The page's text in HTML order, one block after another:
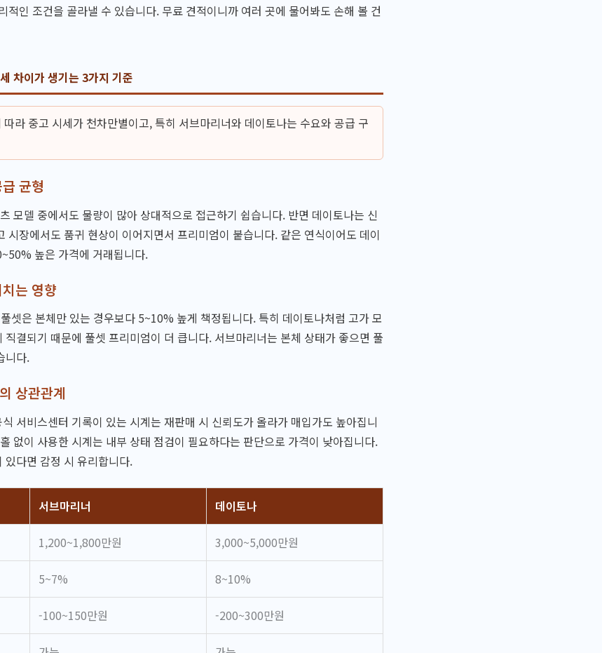
적인 조건을 골라낼 수 있습니다. 무료 견적이니까 여러 곳에 물어봐도 손해 볼 건
차이가 생기는 3가지 기준
라 중고 시세가 천차만별이고, 특히 서브마리너와 데이토나는 수요와 공급 구
균형
모델 중에서도 물량이 많아 상대적으로 접근하기 쉽습니다. 반면 데이토나는 신
시장에서도 품귀 현상이 이어지면서 프리미엄이 붙습니다. 같은 연식이어도 데이
높은 가격에 거래됩니다.
는 영향
셋은 본체만 있는 경우보다 5~10% 높게 책정됩니다. 특히 데이토나처럼 고가 모
직결되기 때문에 풀셋 프리미엄이 더 큽니다. 서브마리너는 본체 상태가 좋으면 풀
니다.
상관관계
서비스센터 기록이 있는 시계는 재판매 시 신뢰도가 올라가 매입가도 높아집니
없이 사용한 시계는 내부 상태 점검이 필요하다는 판단으로 가격이 낮아집니다.
있다면 감정 시 유리합니다.
서브마리너 데이토나
1,200~1,800만원 3,000~5,000만원
5~7% 8~10%
-100~150만원 -200~300만원